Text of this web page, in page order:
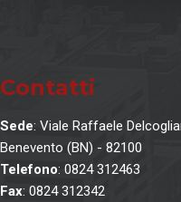
Contatti
Sede: Viale Raffaele
Benevento (BN) - 82100
Telefono: 0824 312463
Fax: 0824 312342